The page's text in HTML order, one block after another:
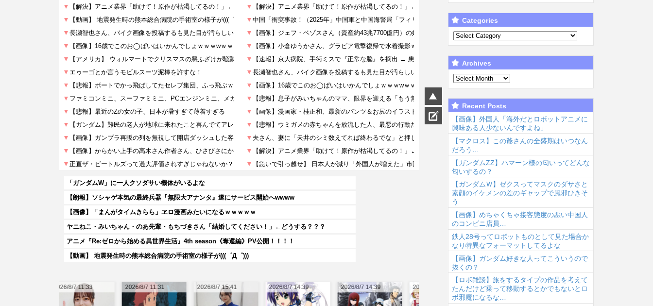
「ガンダムW」に一人クソダサい機体がいるよな
【朗報】ソシャゲ本気の最終兵器『無限大アナンタ』遂にサービス開始へwwww
【画像】「まんがタイムきらら」ヱロ漫画みたいになるｗｗｗｗｗ
ヤニねこ・みいちゃん・のあ先輩・もちづきさん「結婚してください！」←どうする？？？
アニメ『Re:ゼロから始める異世界生活』4th season《奪還編》PV公開！！！！
【動画】 地震発生時の熊本総合病院の手術室の様子が(((゜Д゜)))
2026/8/7 15:41 2026/8/7 14:39 2026/8/7 14:39 2026/8/7 14:28 2026/8/7 12:35 2026/8/7 12:35 2026/8/7 12:13
2026/8/7 11:31
Categories
Archives
Recent Posts
【画像】外国人「海外だとロボットアニメに
興味ある人少ないんですよね」
【マクロス】この爺さんの全盛期はいつなん
だろう…
【ガンダムΖΖ】ハマーン様の匂いってどんな
匂いするの？
【ガンダムＷ】ゼクスってマスクのダサさと
素顔のイケメンの差のギャップで風邪ひきそ
う
【画像】めちゃくちゃ接客態度の悪い中国人
のコンビニ店員…
鉄人28号ってロボットものとして見た場合か
なり特異なフォーマットしてるよな
【画像】ガンダム好きな人ってこういうので
抜くの？
【ロボ雑談】旅をするタイプの作品を考えて
たんだけど乗って移動するとかでもないとロ
ボ邪魔になるな…